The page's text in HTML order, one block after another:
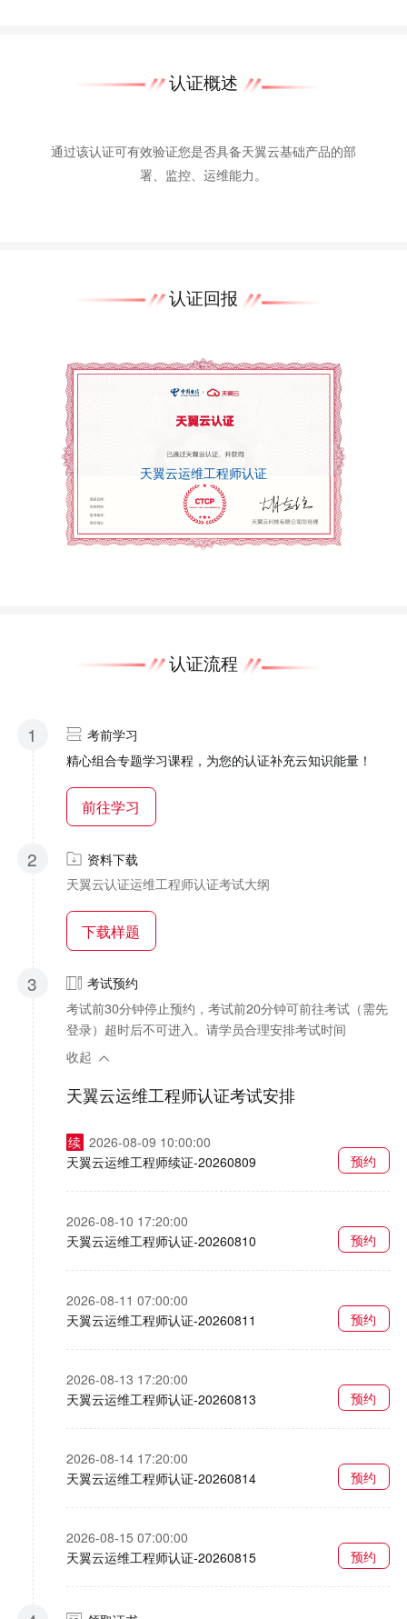
认证概述
通过该认证可有效验证您是否具备天翼云基础产品的部
署、监控、运维能力。
认证回报
天翼云运维工程师认证
认证流程
1
考前学习
精心组合专题学习课程，为您的认证补充云知识能量！
前往学习
2
资料下载
天翼云认证运维工程师认证考试大纲
下载样题
3
考试预约
考试前30分钟停止预约，考试前20分钟可前往考试（需先
登录）超时后不可进入。请学员合理安排考试时间
收起
天翼云运维工程师认证考试安排
续 2026-08-09 10:00:00
天翼云运维工程师续证-20260809
预约
2026-08-10 17:20:00
天翼云运维工程师认证-20260810
预约
2026-08-11 07:00:00
天翼云运维工程师认证-20260811
预约
2026-08-13 17:20:00
天翼云运维工程师认证-20260813
预约
2026-08-14 17:20:00
天翼云运维工程师认证-20260814
预约
2026-08-15 07:00:00
天翼云运维工程师认证-20260815
预约